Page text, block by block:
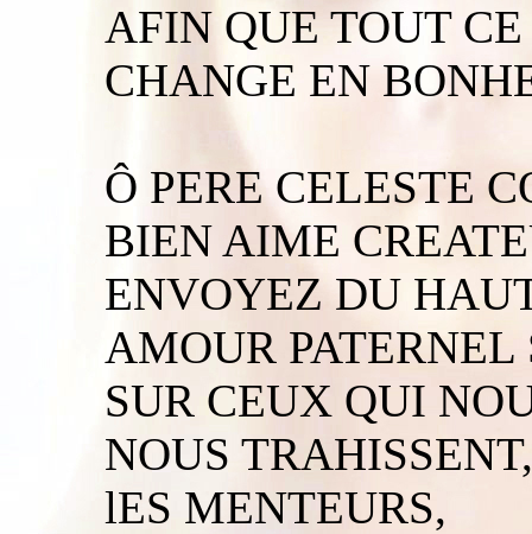
AFIN QUE TOUT
CHANGE EN
Ô PERE CELESTE
BIEN AIME
ENVOYEZ DU
AMOUR PATERNEL
SUR CEUX QUI
NOUS
lES MENTEURS,